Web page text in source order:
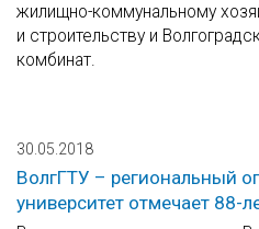
жилищно-коммунальному
и строительству и
комбинат.
30.05.2018
ВолгГТУ – региональный
университет отмечает 88-